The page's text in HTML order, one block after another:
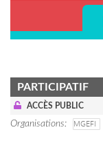
PARTICIPATIF
ACCÈS PUBLIC
Organisations MGEFI